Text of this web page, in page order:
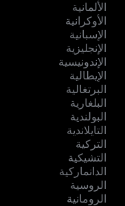
الألمانية
الأوكرانية
الإسبانية
الإنجليزية
الإندونيسية
الإيطالية
البرتغالية
البلغارية
البولندية
التايلاندية
التركية
التشيكية
الدانماركية
الروسية
الرومانية